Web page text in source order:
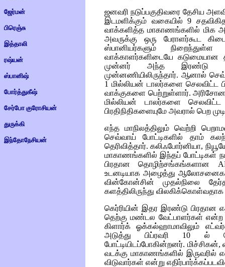
ஜேர்மன்
பிரெஞ்சு
இத்தாலி
ரஷ்யன்
ஸ்பானிஷ்
போர்த்துகீஷ்
சேர்போ குரோசியன்
துருக்கி
இந்தோநேசியன்
ஜனவரி நடுப்பகுதிவரை தேசிய
இடமளிக்கும் வகையில் 9
வாக்களித்த மாகாணங்களில் மிக
அவருக்கு ஒரு பேராளர்கூட
ஸ்பானியர்களும்
வாக்காளர்களிடையே கடுமையான
முன்னர் அந்த இரண்டு
முன்னணியிலிருந்தார். ஆனால்
1 மில்லியன் டாலர்களை செலவிட்ட
வாக்குகளை பெற்றுள்ளார்.
மில்லியன் டாலர்களை
பிரதிநிதிகளையுமே அவரால் பெற
எந்த மாநிலத்திலும் வெற்றி
செவ்வாய் போட்டிகளில் தாம்
தெரிவித்தார். கலிஃபோர்னியா,
மாகாணங்களில் இந்தப் போட்டிகள்
பிரதான தொழிற்சங்கங்களான
உடனடியாக அழைத்து
வின்கோன்சின் முதல்நிலை
களத்திலிருந்து விலகிக்கொள்வதாக
கெர்ரியின் இதர இரண்டு பிரதான
தெற்கு மண்டல வேட்பாளர்கள் என்ற
கிளார்க் ஓக்கல்ஹாமாவிலும்
அடுத்து பிப்ரவரி 10 ல்
போட்டியிடப்போகின்றனர்.
வடக்கு மாகாணங்களில் இருவரில்
விடுவார்கள் என்று